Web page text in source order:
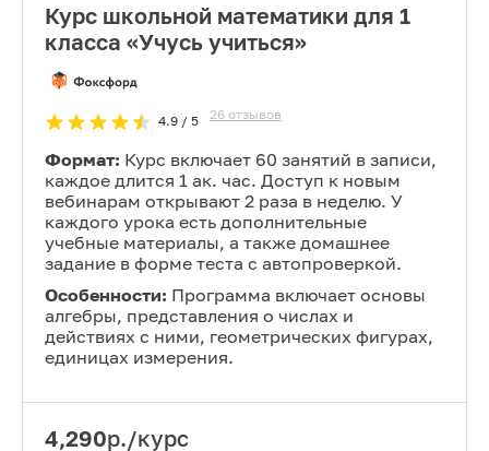
Курс школьной математики для 1
класса «Учусь учиться»
4.9/ 5 26 отзывов
Формат: Курс включает 60 занятий в записи,
каждое длится 1 ак. час. Доступ к новым
вебинарам открывают 2 раза в неделю. У
каждого урока есть дополнительные
учебные материалы, а также домашнее
задание в форме теста с автопроверкой.
Особенности: Программа включает основы
алгебры, представления о числах и
действиях с ними, геометрических фигурах,
единицах измерения.
4,290р./курс